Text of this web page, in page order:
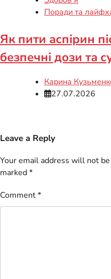
Поради та
Як пити аспірин
безпечні дози та
Карина
27.07.2026
Leave a Reply
Your email address will not
marked*
Comment*